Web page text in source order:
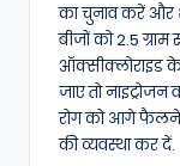
का चुनाव करें और
बीजों को 2.5 ग्राम
ऑक्सीक्लोराइड
जाए तो
रोग को आगे फैलने
की व्यवस्था कर दें.